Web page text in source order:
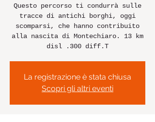
Questo percorso ti condurrà sulle
tracce di antichi borghi, oggi
scomparsi, che hanno contribuito
alla nascita di Montechiaro. 13 km
disl .300 diff.T
La registrazione è stata chiusa
Scopri gli altri eventi